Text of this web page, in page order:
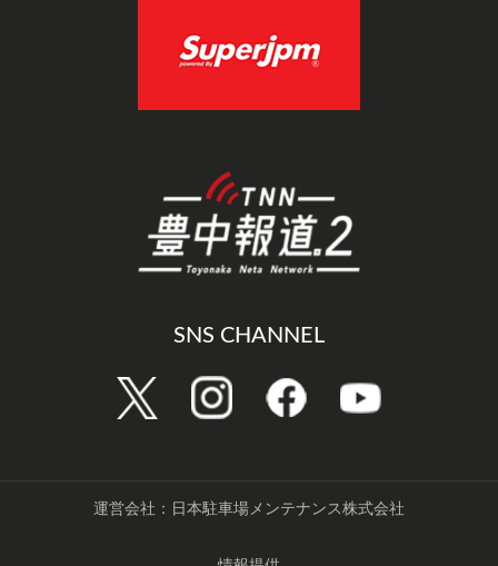
SNS CHANNEL
運営会社：日本駐車場メンテナンス株式会社